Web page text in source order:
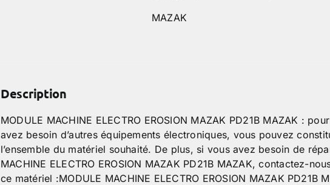
MAZAK
Description
MODULE MACHINE ELECTRO EROSION MAZAK PD21B MAZAK :
avez besoin d’autres équipements électroniques, vous pouvez
l’ensemble du matériel souhaité. De plus, si vous avez besoin de
MACHINE ELECTRO EROSION MAZAK PD21B MAZAK, contactez-
ce matériel :MODULE MACHINE ELECTRO EROSION MAZAK PD21B